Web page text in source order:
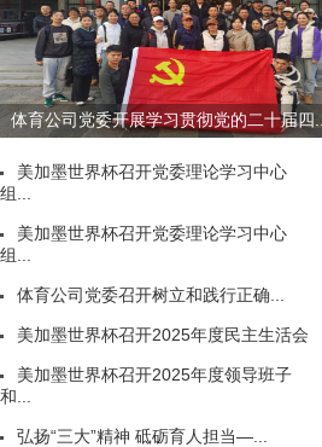
体育公司党委开展学习贯彻党的二十届四...
美加墨世界杯召开党委理论学习中心
组...
美加墨世界杯召开党委理论学习中心
组...
体育公司党委召开树立和践行正确...
美加墨世界杯召开2025年度民主生活会
美加墨世界杯召开2025年度领导班子
和...
弘扬“三大”精神 砥砺育人担当—...